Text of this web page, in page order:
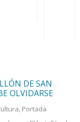
DE SAN
OLVIDARSE
, Portada